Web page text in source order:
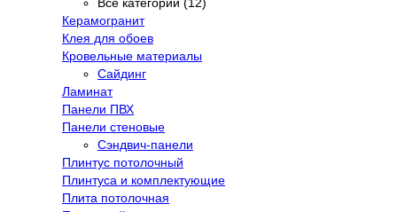
Все категории (12)
Керамогранит
Клея для обоев
Кровельные материалы
Сайдинг
Ламинат
Панели ПВХ
Панели стеновые
Сэндвич-панели
Плинтус потолочный
Плинтуса и комплектующие
Плита потолочная